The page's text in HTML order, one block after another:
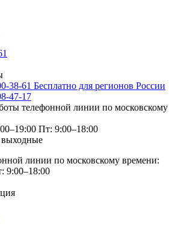
38-61 Бесплатно для регионов России
47-17
телефонной линии по московскому
Пт: 9:00–18:00
линии по московскому времени:
9:00–18:00